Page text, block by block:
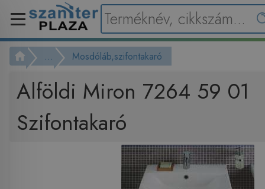
... Mosdóláb,szifontakaró
Alföldi Miron 7264 59 01
Szifontakaró